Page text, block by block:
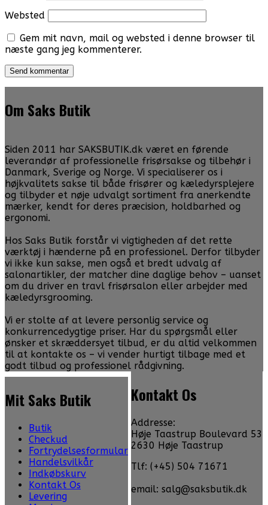
Websted
Gem mit navn, mail og websted i denne browser til
næste gang jeg kommenterer.
Om Saks Butik
Siden 2011 har SAKSBUTIK.dk været en førende
leverandør af professionelle frisørsakse og tilbehør i
Danmark, Sverige og Norge. Vi specialiserer os i
højkvalitets sakse til både frisører og kæledyrsplejere
og tilbyder et nøje udvalgt sortiment fra anerkendte
mærker, kendt for deres præcision, holdbarhed og
ergonomi.
Hos Saks Butik forstår vi vigtigheden af det rette
værktøj i hænderne på en professionel. Derfor tilbyder
vi ikke kun sakse, men også et bredt udvalg af
salonartikler, der matcher dine daglige behov – uanset
om du driver en travl frisørsalon eller arbejder med
kæledyrsgrooming.
Vi er stolte af at levere personlig service og
konkurrencedygtige priser. Har du spørgsmål eller
ønsker et skræddersyet tilbud, er du altid velkommen
til at kontakte os – vi vender hurtigt tilbage med et
godt tilbud og professionel rådgivning.
Mit Saks Butik
Butik
Checkud
Fortrydelsesformular
Handelsvilkår
Indkøbskurv
Kontakt Os
Levering
Kontakt Os
Addresse:
Høje Taastrup Boulevard 53
2630 Høje Taastrup
Tlf: (+45) 504 71671
email: salg@saksbutik.dk